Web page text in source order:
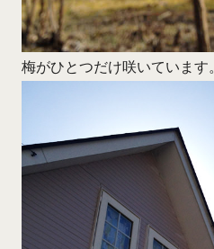
梅がひとつだけ咲いています。